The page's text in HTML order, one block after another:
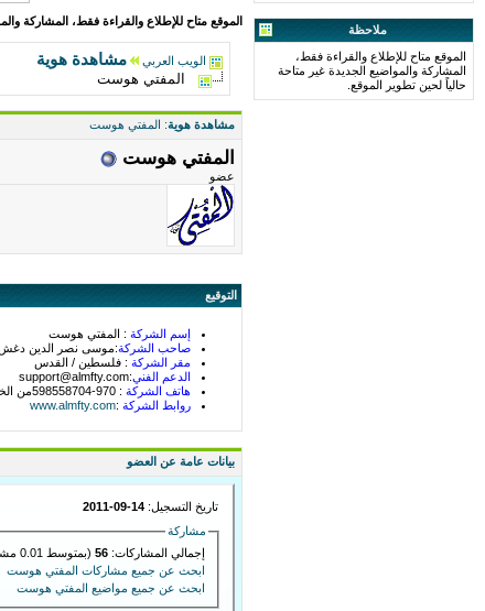
ملاحظة
الموقع متاح للإطلاع والقراءة فقط،
المشاركة والمواضيع الجديدة غير متاحة
حالياً لحين تطوير الموقع.
الموقع متاح للإطلاع والقراءة فقط، المشاركة
الويب العربي مشاهدة هوية
المفتي هوست
مشاهدة هوية: المفتي هوست
المفتي هوست
عضو
التوقيع
إسم الشركة : المفتي هوست
صاحب الشركة:موسى نصر الدين دغش
مقر الشركة : فلسطين / القدس
الدعم الفني:support@almfty.com
هاتف الشركة : 970-598558704من الخارج 0598558704،من الداخل
روابط الشركة :
www.almfty.com
بيانات عامة عن العضو
تاريخ التسجيل: 14-09-2011
مشاركة
إجمالي المشاركات:56 (بمتوسط 0.01 مشاركة في اليوم)
ابحث عن جميع مشاركات المفتي هوست
ابحث عن جميع مواضيع المفتي هوست